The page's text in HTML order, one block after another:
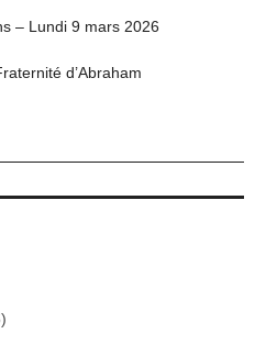
– Lundi 9 mars 2026
d’Abraham